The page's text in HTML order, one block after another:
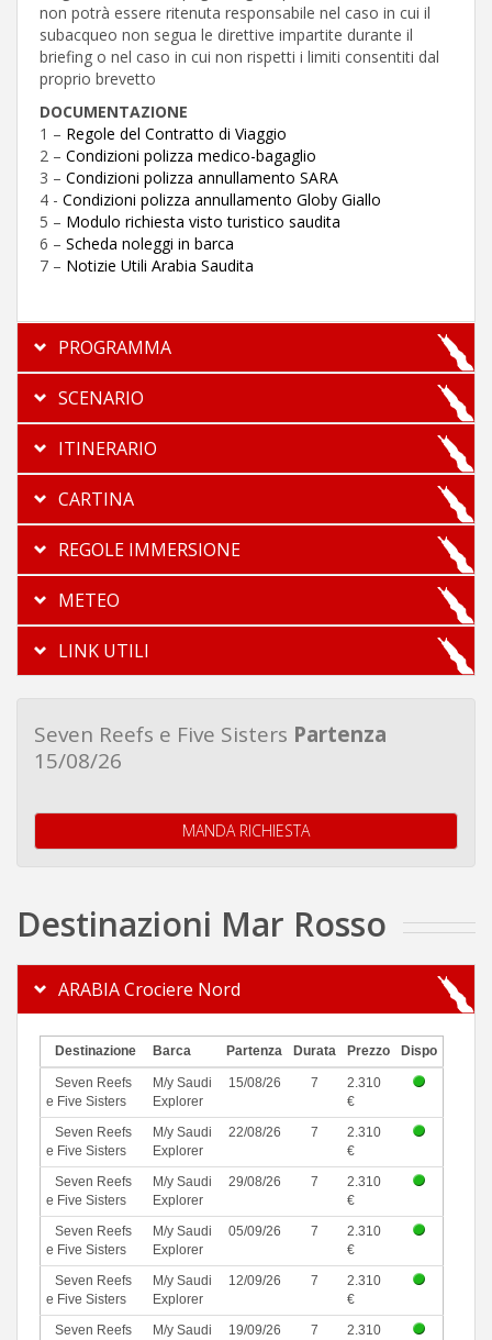
non potrà essere ritenuta responsabile nel caso in cui il
subacqueo non segua le direttive impartite durante il
briefing o nel caso in cui non rispetti i limiti consentiti dal
proprio brevetto
DOCUMENTAZIONE
1 – Regole del Contratto di Viaggio
2 – Condizioni polizza medico-bagaglio
3 – Condizioni polizza annullamento SARA
4 - Condizioni polizza annullamento Globy Giallo
5 – Modulo richiesta visto turistico saudita
6 – Scheda noleggi in barca
7 – Notizie Utili Arabia Saudita
PROGRAMMA
SCENARIO
ITINERARIO
CARTINA
REGOLE IMMERSIONE
METEO
LINK UTILI
Seven Reefs e Five Sisters Partenza
15/08/26
MANDA RICHIESTA
Destinazioni Mar Rosso
ARABIA Crociere Nord
Destinazione Barca Partenza Durata Prezzo Dispo
Seven Reefs
e Five Sisters
M/y Saudi
Explorer
15/08/26 7
2.310
€
Seven Reefs
e Five Sisters
M/y Saudi
Explorer
22/08/26 7
2.310
€
Seven Reefs
e Five Sisters
M/y Saudi
Explorer
29/08/26 7
2.310
€
Seven Reefs
e Five Sisters
M/y Saudi
Explorer
05/09/26 7
2.310
€
Seven Reefs
e Five Sisters
M/y Saudi
Explorer
12/09/26 7
2.310
€
Seven Reefs
M/y Saudi
19/09/26 7
2.310